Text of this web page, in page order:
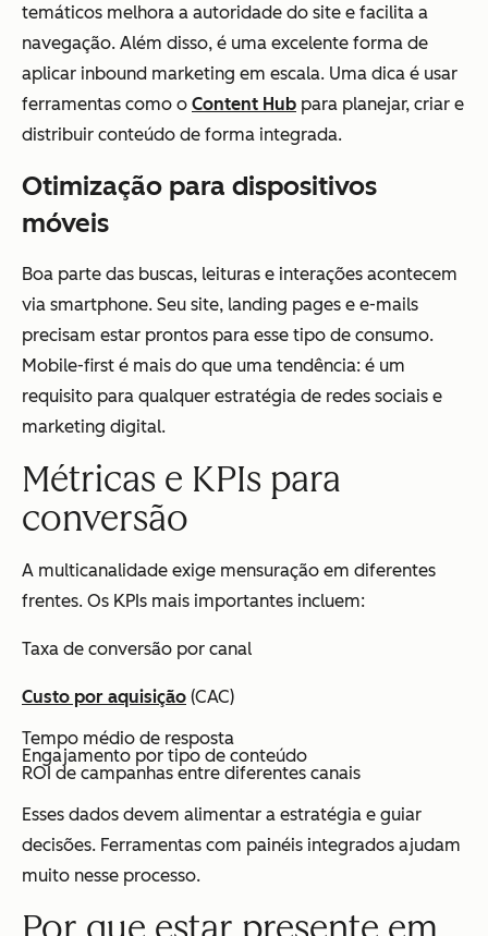
temáticos melhora a autoridade do site e facilita a
navegação. Além disso, é uma excelente forma de
aplicar inbound marketing em escala. Uma dica é usar
ferramentas como o Content Hub para planejar, criar e
distribuir conteúdo de forma integrada.
Otimização para dispositivos
móveis
Boa parte das buscas, leituras e interações acontecem
via smartphone. Seu site, landing pages e e-mails
precisam estar prontos para esse tipo de consumo.
Mobile-first é mais do que uma tendência: é um
requisito para qualquer estratégia de redes sociais e
marketing digital.
Métricas e KPIs para
conversão
A multicanalidade exige mensuração em diferentes
frentes. Os KPIs mais importantes incluem:
Taxa de conversão por canal
Custo por aquisição (CAC)
Tempo médio de resposta
Engajamento por tipo de conteúdo
ROI de campanhas entre diferentes canais
Esses dados devem alimentar a estratégia e guiar
decisões. Ferramentas com painéis integrados ajudam
muito nesse processo.